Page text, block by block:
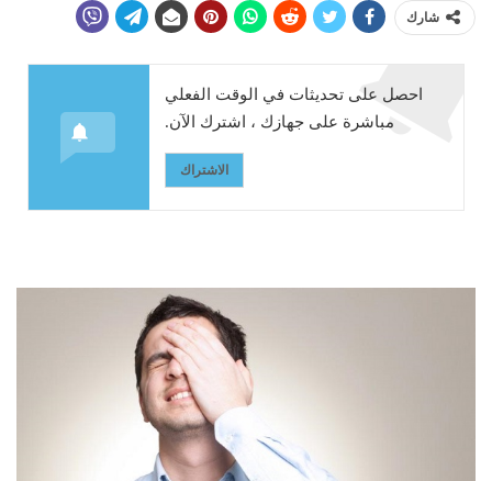
شارك
احصل على تحديثات في الوقت الفعلي
مباشرة على جهازك ، اشترك الآن.
الاشتراك